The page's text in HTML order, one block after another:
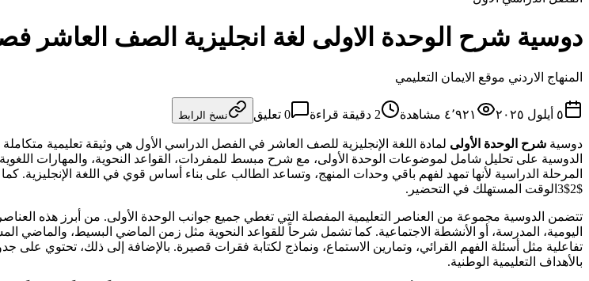
دوسية شرح الوحدة الاولى لغة انجليزية الصف العاشر
المنهاج الاردني موقع الايمان التعليمي
٥ أيلول ٢٠٢٥ ٤٬٩٢١ مشاهدة 2 دقيقة قراءة 0 تعليق نسخ الرابط
دوسية شرح الوحدة الأولى لمادة اللغة الإنجليزية للصف العاشر في الفصل الدراسي الأول هي وثيقة تعليمية
الدوسية على تحليل شامل لموضوعات الوحدة الأولى، مع شرح مبسط للمفردات، القواعد النحوية، والمهارات
$2$3الوقت المستهلك في التحضير.
تتضمن الدوسية مجموعة من العناصر التعليمية المفصلة التي تغطي جميع جوانب الوحدة الأولى. من أبرز هذه
اليومية، المدرسة، أو الأنشطة الاجتماعية. كما تشمل شرحاً للقواعد النحوية مثل زمن الماضي البسيط، والماضي
تفاعلية مثل أسئلة الفهم القرائي، وتمارين الاستماع، ونماذج لكتابة فقرات قصيرة. بالإضافة إلى ذلك، تحتوي
بالأهداف التعليمية الوطنية.